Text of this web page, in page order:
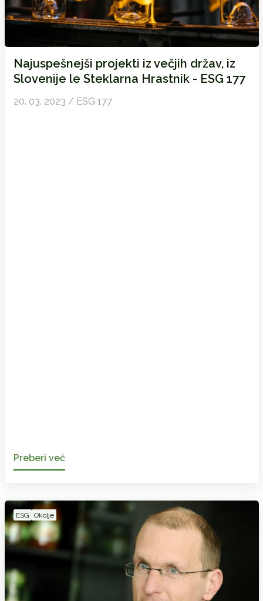
Najuspešnejši projekti iz večjih držav, iz
Slovenije le Steklarna Hrastnik - ESG 177
20. 03. 2023 / ESG 177
Preberi več
ESG Okolje